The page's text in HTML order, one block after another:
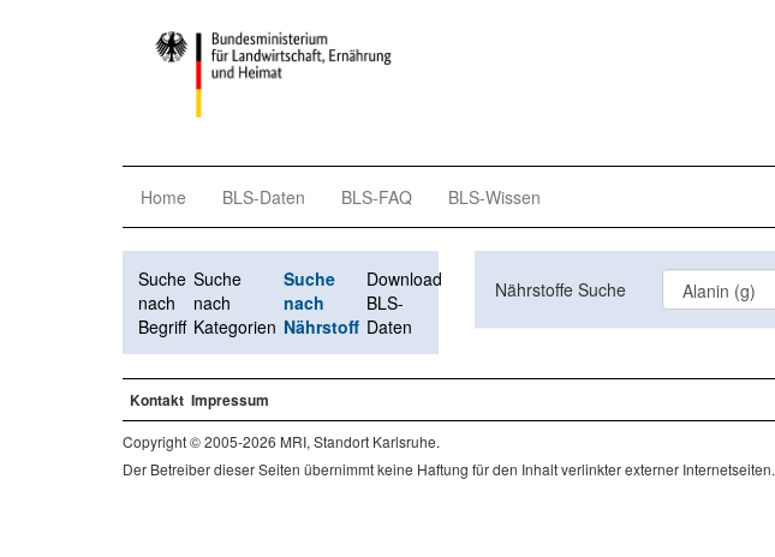
Home BLS-Daten BLS-FAQ BLS-Wissen
Suche
nach
Begriff
Suche
nach
Kategorien
Suche
nach
Nährstoff
Download
BLS-
Daten
Nährstoffe Suche
Kontakt Impressum
Copyright © 2005-2026 MRI, Standort Karlsruhe.
Der Betreiber dieser Seiten übernimmt keine Haftung für den Inhalt verlinkter externer Internetseiten.